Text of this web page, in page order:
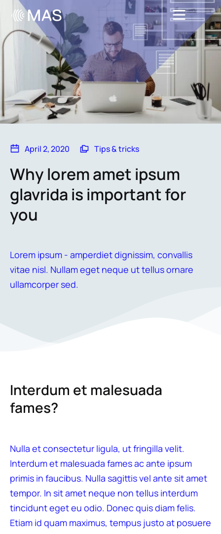
April 2, 2020 Tips & tricks
Why lorem amet ipsum
glavrida is important for
you
Lorem ipsum - amperdiet dignissim, convallis
vitae nisl. Nullam eget neque ut tellus ornare
ullamcorper sed.
Interdum et malesuada
fames?
Nulla et consectetur ligula, ut fringilla velit.
Interdum et malesuada fames ac ante ipsum
primis in faucibus. Nulla sagittis vel ante sit amet
tempor. In sit amet neque non tellus interdum
tincidunt eget eu odio. Donec quis diam felis.
Etiam id quam maximus, tempus justo at posuere